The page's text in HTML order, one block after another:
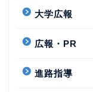
大学広報
広報・PR
進路指導